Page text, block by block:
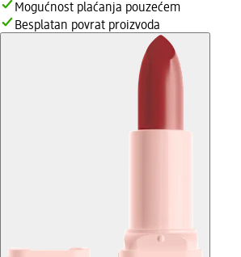
Mogućnost plaćanja pouzećem
Besplatan povrat proizvoda